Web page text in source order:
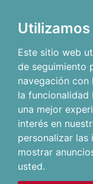
Este sitio web
de seguimiento
navegación con
la funcionalidad
una mejor
interés en
personalizar las
mostrar
usted.